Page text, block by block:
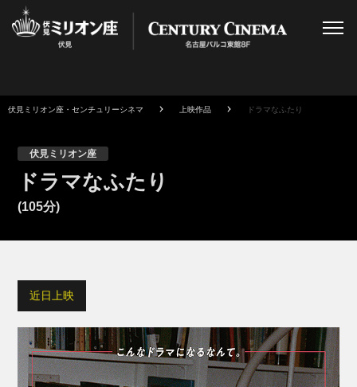
伏見ミリオン座・センチュリーシネマ 上映作品 ドラマなふたり
伏見ミリオン座
ドラマなふたり
(105分)
近日上映